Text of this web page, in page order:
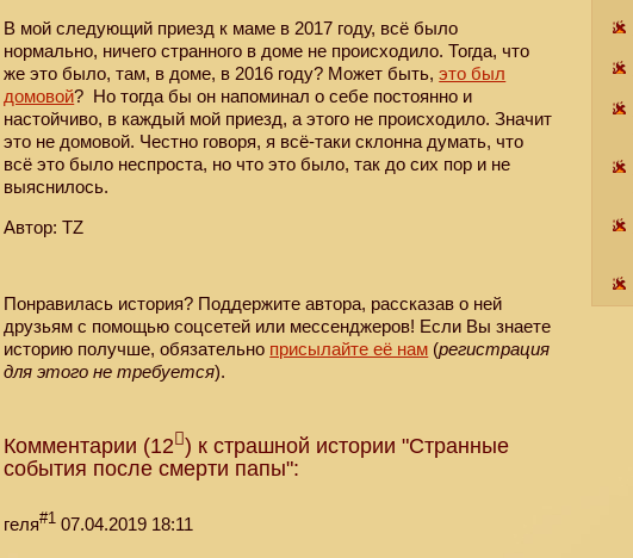
В мой следующий приезд к маме в 2017 году, всё было
нормально, ничего странного в доме не происходило. Тогда, что
же это было, там, в доме, в 2016 году? Может быть,это был
домовой? Но тогда бы он напоминал о себе постоянно и
настойчиво, в каждый мой приезд, а этого не происходило. Значит
это не домовой. Честно говоря, я всё-таки склонна думать, что
всё это было неспроста, но что это было, так до сих пор и не
выяснилось.
Автор: TZ
Понравилась история? Поддержите автора, рассказав о ней
друзьям с помощью соцсетей или мессенджеров! Если Вы знаете
историю получше, обязательно присылайте её нам (регистрация
для этого не требуется).
Комментарии (12 ) к страшной истории "Странные
события после смерти папы":
геля#1 07.04.2019 18:11